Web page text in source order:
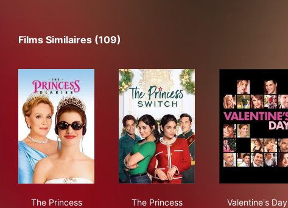
Films Similaires (109)
The Princess
The Princess
Valentine's Day